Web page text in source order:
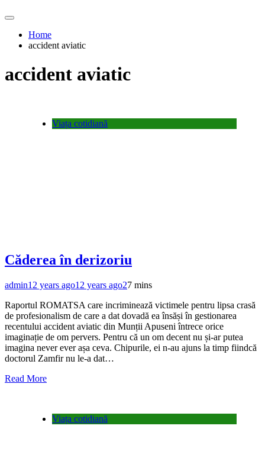
Home
accident aviatic
accident aviatic
Viața cotidiană
Căderea în derizoriu
admin12 years ago12 years ago27 mins
Raportul ROMATSA care incriminează victimele pentru lipsa crasă
de profesionalism de care a dat dovadă ea însăși în gestionarea
recentului accident aviatic din Munții Apuseni întrece orice
imaginație de om pervers. Pentru că un om decent nu și-ar putea
imagina never ever așa ceva. Chipurile, ei n-au ajuns la timp fiindcă
doctorul Zamfir nu le-a dat…
Read More
Viața cotidiană